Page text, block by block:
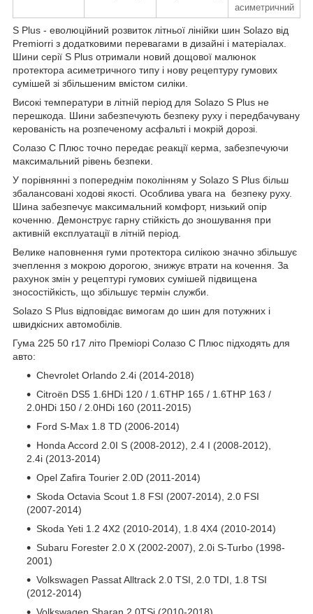
асиметричний
S Plus - еволюційний розвиток літньої лінійки шин Solazo від
Premiorri з додатковими перевагами в дизайні і матеріалах.
Шини серії S Plus отримали новий дощової малюнок
протектора асиметричного типу і нову рецептуру гумових
сумішей зі збільшеним вмістом силіки.
Високі температури в літній період для Solazo S Plus не
перешкода. Шини забезпечують безпеку руху і передбачувану
керованість на розпеченому асфальті і мокрій дорозі.
Солазо С Плюс точно передає реакції керма, забезпечуючи
максимальний рівень безпеки.
У порівнянні з попереднім поколінням у Solazo S Plus більш
збалансовані ходові якості. Особлива увага на безпеку руху.
Шина забезпечує максимальний комфорт, низький опір
коченню. Демонструє гарну стійкість до зношування при
активній експлуатації в літній період.
Велике наповнення гуми протектора силікою значно збільшує
зчеплення з мокрою дорогою, знижує втрати на кочення. За
рахунок змін у рецептурі гумових сумішей підвищена
зносостійкість, що збільшує термін служби.
Solazo S Plus відповідає вимогам до шин для потужних і
швидкісних автомобілів.
Гума 225 50 r17 літо Преміорі Солазо С Плюс підходять для
авто:
Chevrolet Orlando 2.4i (2014-2018)
Citroën DS5 1.6HDi 120 / 1.6THP 165 / 1.6THP 163 /
2.0HDi 150 / 2.0HDi 160 (2011-2015)
Ford S-Max 1.8 TD (2006-2014)
Honda Accord 2.0I S (2008-2012), 2.4 I (2008-2012),
2.4i (2013-2014)
Opel Zafira Tourier 2.0D (2011-2014)
Skoda Octavia Scout 1.8 FSI (2007-2014), 2.0 FSI
(2007-2014)
Skoda Yeti 1.2 4X2 (2010-2014), 1.8 4X4 (2010-2014)
Subaru Forester 2.0 X (2002-2007), 2.0i S-Turbo (1998-
2001)
Volkswagen Passat Alltrack 2.0 TSI, 2.0 TDI, 1.8 TSI
(2012-2014)
Volkswagen Sharan 2.0TSi (2010-2018)